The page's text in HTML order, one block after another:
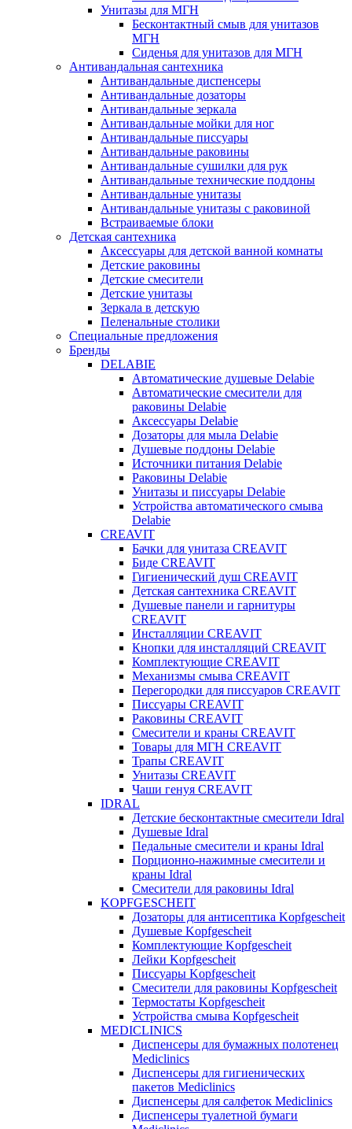
Унитазы для МГН
Бесконтактный смыв для унитазов
МГН
Сиденья для унитазов для МГН
Антивандальная сантехника
Антивандальные диспенсеры
Антивандальные дозаторы
Антивандальные зеркала
Антивандальные мойки для ног
Антивандальные писсуары
Антивандальные раковины
Антивандальные сушилки для рук
Антивандальные технические поддоны
Антивандальные унитазы
Антивандальные унитазы с раковиной
Встраиваемые блоки
Детская сантехника
Аксессуары для детской ванной комнаты
Детские раковины
Детские смесители
Детские унитазы
Зеркала в детскую
Пеленальные столики
Специальные предложения
Бренды
DELABIE
Автоматические душевые Delabie
Автоматические смесители для
раковины Delabie
Аксессуары Delabie
Дозаторы для мыла Delabie
Душевые поддоны Delabie
Источники питания Delabie
Раковины Delabie
Унитазы и писсуары Delabie
Устройства автоматического смыва
Delabie
CREAVIT
Бачки для унитаза CREAVIT
Биде CREAVIT
Гигиенический душ CREAVIT
Детская сантехника CREAVIT
Душевые панели и гарнитуры
CREAVIT
Инсталляции CREAVIT
Кнопки для инсталляций CREAVIT
Комплектующие CREAVIT
Механизмы смыва CREAVIT
Перегородки для писсуаров CREAVIT
Писсуары CREAVIT
Раковины CREAVIT
Смесители и краны CREAVIT
Товары для МГН CREAVIT
Трапы CREAVIT
Унитазы CREAVIT
Чаши генуя CREAVIT
IDRAL
Детские бесконтактные смесители Idral
Душевые Idral
Педальные смесители и краны Idral
Порционно-нажимные смесители и
краны Idral
Смеcители для раковины Idral
KOPFGESCHEIT
Дозаторы для антисептика Kopfgescheit
Душевые Kopfgescheit
Комплектующие Kopfgescheit
Лейки Kopfgescheit
Писсуары Kopfgescheit
Смесители для раковины Kopfgescheit
Термостаты Kopfgescheit
Устройства смыва Kopfgescheit
MEDICLINICS
Диспенсеры для бумажных полотенец
Mediclinics
Диспенсеры для гигиенических
пакетов Mediclinics
Диспенсеры для салфеток Mediclinics
Диспенсеры туалетной бумаги